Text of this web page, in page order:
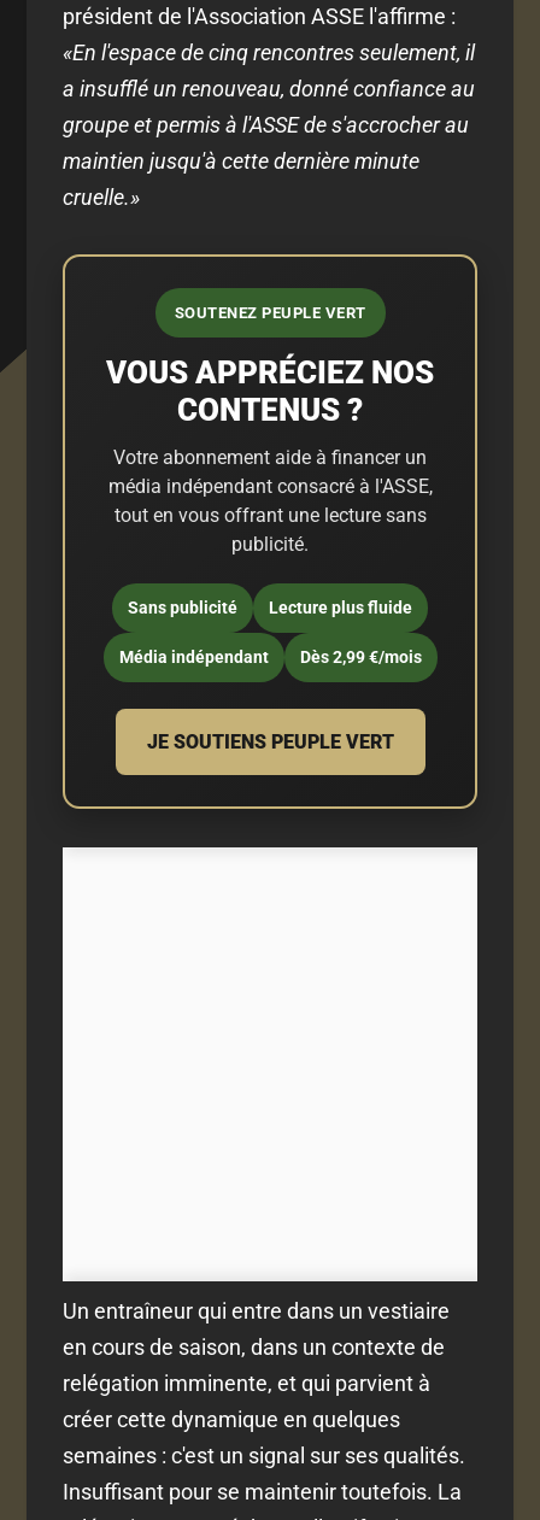
président de l'Association ASSE l'affirme :
«En l'espace de cinq rencontres seulement, il
a insufflé un renouveau, donné confiance au
groupe et permis à l'ASSE de s'accrocher au
maintien jusqu'à cette dernière minute
cruelle.»
SOUTENEZ PEUPLE VERT
VOUS APPRÉCIEZ NOS
CONTENUS ?
Votre abonnement aide à financer un
média indépendant consacré à l'ASSE,
tout en vous offrant une lecture sans
publicité.
Sans publicité Lecture plus fluide
Média indépendant Dès 2,99 €/mois
JE SOUTIENS PEUPLE VERT
Un entraîneur qui entre dans un vestiaire
en cours de saison, dans un contexte de
relégation imminente, et qui parvient à
créer cette dynamique en quelques
semaines : c'est un signal sur ses qualités.
Insuffisant pour se maintenir toutefois. La